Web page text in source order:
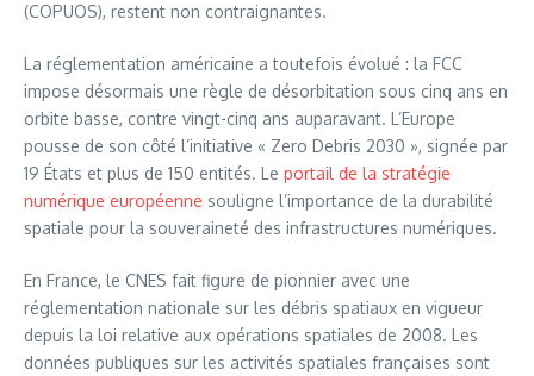
(COPUOS), restent non contraignantes.
La réglementation américaine a toutefois évolué : la FCC
impose désormais une règle de désorbitation sous cinq ans en
orbite basse, contre vingt-cinq ans auparavant. L’Europe
pousse de son côté l’initiative « Zero Debris 2030 », signée par
19 États et plus de 150 entités. Le portail de la stratégie
numérique européenne souligne l’importance de la durabilité
spatiale pour la souveraineté des infrastructures numériques.
En France, le CNES fait figure de pionnier avec une
réglementation nationale sur les débris spatiaux en vigueur
depuis la loi relative aux opérations spatiales de 2008. Les
données publiques sur les activités spatiales françaises sont